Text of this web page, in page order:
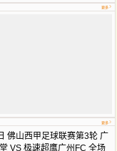
更多
更多